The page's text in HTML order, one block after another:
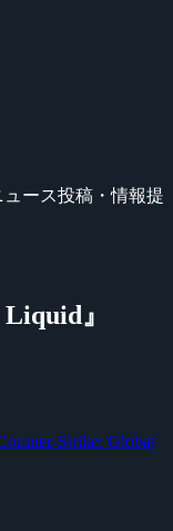
ュース投稿・情報提
』
Strike: Global